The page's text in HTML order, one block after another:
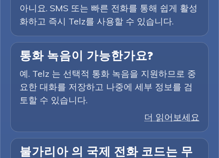
아니요. SMS 또는 빠른 전화를 통해 쉽게 활성
화하고 즉시 Telz를 사용할 수 있습니다.
통화 녹음이 가능한가요?
예. Telz 는 선택적 통화 녹음을 지원하므로 중
요한 대화를 저장하고 나중에 세부 정보를 검
토할 수 있습니다.
더 읽어보세요
불가리아 의 국제 전화 코드는 무